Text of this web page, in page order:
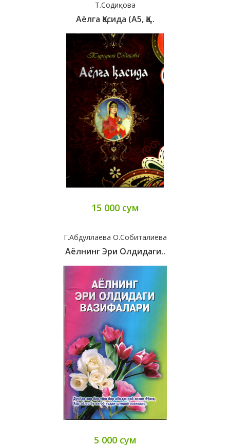
Т.Содиқова
Аёлга Қасида (А5, Қа..
15 000 сум
Г.Абдуллаева О.Собиталиева
Аёлнинг Эри Олдидаги..
5 000 сум